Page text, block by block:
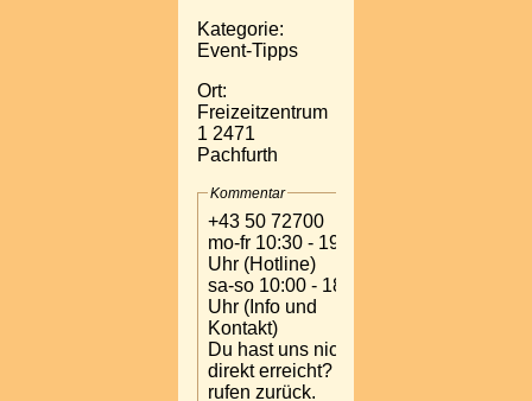
Kategorie:
Event-Tipps
Ort:
Freizeitzentrum
1 2471
Pachfurth
Kommentar
+43 50 72700
mo-fr 10:30 - 19:00
Uhr (Hotline)
sa-so 10:00 - 18:00
Uhr (Info und
Kontakt)
Du hast uns nicht
direkt erreicht? Wir
rufen zurück.